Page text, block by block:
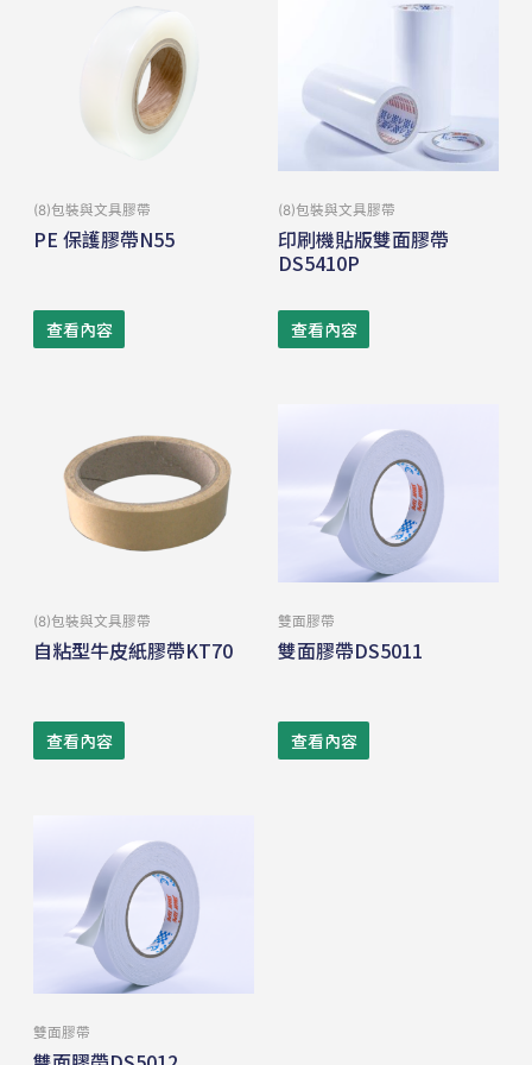
(8)包裝與⽂具膠帶
PE 保護膠帶N55
查看內容
(8)包裝與⽂具膠帶
印刷機貼版雙面膠帶
DS5410P
查看內容
(8)包裝與⽂具膠帶
自粘型牛皮紙膠帶KT70
查看內容
雙⾯膠帶
雙面膠帶DS5011
查看內容
雙⾯膠帶